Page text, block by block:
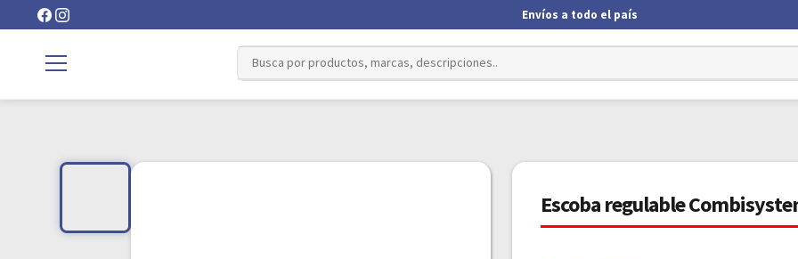
Envíos a todo el país
Escoba regulable